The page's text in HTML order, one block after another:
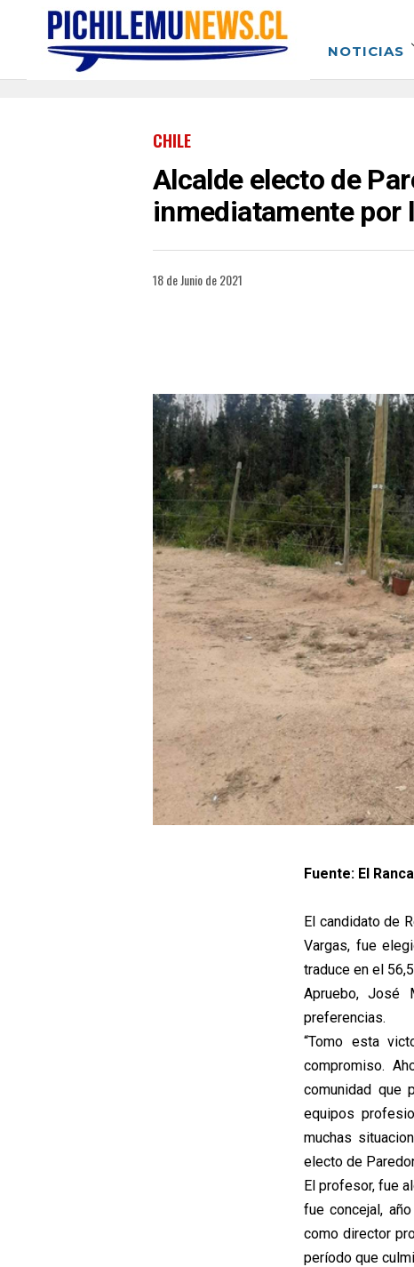
NOTICIAS
CHILE
Alcalde electo de
inmediatamente por
18 de Junio de 2021
Fuente: El
El candidato de
Vargas, fue
traduce en el
Apruebo, José
preferencias.
“Tomo esta
compromiso.
comunidad que
equipos
muchas
electo de
El profesor, fue
fue concejal,
como director
período que